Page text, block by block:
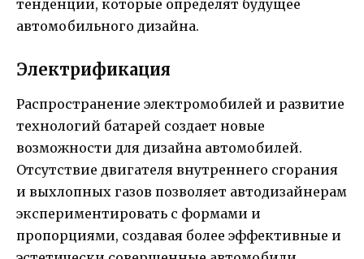
тенденции, которые определят будущее
автомобильного дизайна.
Электрификация
Распространение электромобилей и развитие
технологий батарей создает новые
возможности для дизайна автомобилей.
Отсутствие двигателя внутреннего сгорания
и выхлопных газов позволяет автодизайнерам
экспериментировать с формами и
пропорциями, создавая более эффективные и